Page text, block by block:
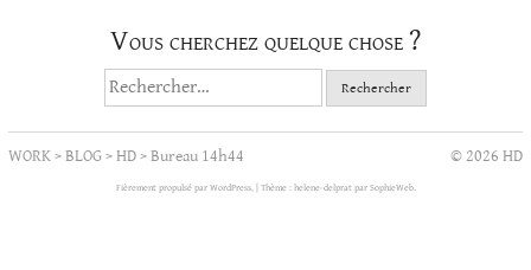
Vous cherchez quelque chose ?
Rechercher :
WORK>BLOG>HD>Bureau 14h44 © 2026 HD
Fièrement propulsé par WordPress. Thème : helene-delprat par SophieWeb.